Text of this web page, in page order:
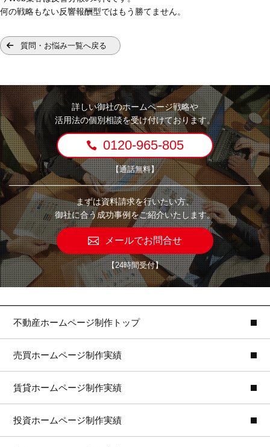
何の戦略もない反響報酬型ではもう勝てません。
質問・お悩み一覧へ戻る
詳しい御社のホームページ戦略や
活用法の個別相談を受け付けております。
0120-965-805
【通話無料】
まずは資料請求を行いたい方、
御社に合う成功事例をご紹介いたします。
メールでお問合せ
【24時間受付】
不動産ホームページ制作トップ
売買ホームページ制作実績
賃貸ホームページ制作実績
投資ホームページ制作実績